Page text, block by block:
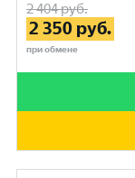
2 404руб.
2 350 руб.
при обмене